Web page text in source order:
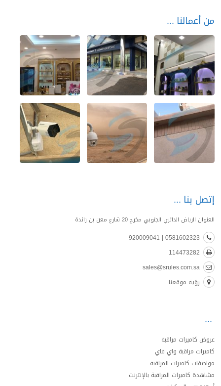
من أعمالنا
إتصل بنا
العنوان الرياض الدائري الجنوبي مخرج 20 شارع معن بن زائدة
0581602323 | 920009041
114473282
sales@srules.com.sa
رؤية موقعنا
عروض كاميرات مراقبة
كاميرات مراقبة واي فاي
مواصفات كاميرات المراقبة
مشاهدة كاميرات المراقبة بالإنترنت